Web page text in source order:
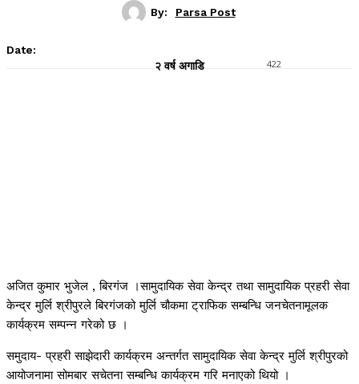
By: Parsa Post
Date:
२ वर्ष अगाडि
422
अजित कुमार भुजेल , बिरगंज ।सामुदायिक सेवा केन्द्र तथा सामुदायिक प्रहरी सेवा
केन्द्र मुर्लि श्रीपुरले बिरगंजको मुर्लि चौकमा ट्राफिक सम्बन्धि जनचेतनामूलक
कार्यक्रम सम्पन्न गरेको छ ।
समुदाय- प्रहरी साझेदारी कार्यक्रम अन्तर्गत सामुदायिक सेवा केन्द्र मुर्लि श्रीपुरको
आयोजनामा सोमबार सचेतना सम्बन्धि कार्यक्रम गरि मनाएको थियो ।